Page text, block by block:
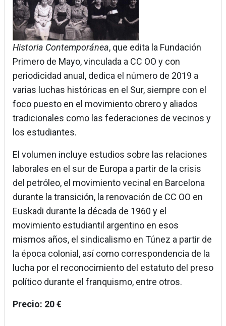
Historia Contemporánea, que edita la Fundación
Primero de Mayo, vinculada a CC OO y con
periodicidad anual, dedica el número de 2019 a
varias luchas históricas en el Sur, siempre con el
foco puesto en el movimiento obrero y aliados
tradicionales como las federaciones de vecinos y
los estudiantes.
El volumen incluye estudios sobre las relaciones
laborales en el sur de Europa a partir de la crisis
del petróleo, el movimiento vecinal en Barcelona
durante la transición, la renovación de CC OO en
Euskadi durante la década de 1960 y el
movimiento estudiantil argentino en esos
mismos años, el sindicalismo en Túnez a partir de
la época colonial, así como correspondencia de la
lucha por el reconocimiento del estatuto del preso
político durante el franquismo, entre otros.
Precio: 20 €